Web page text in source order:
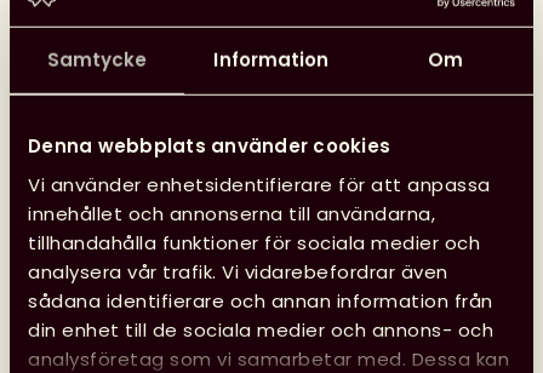
Samtycke Information Om
Denna webbplats använder cookies
Vi använder enhetsidentifierare för att anpassa
innehållet och annonserna till användarna,
tillhandahålla funktioner för sociala medier och
analysera vår trafik. Vi vidarebefordrar även
sådana identifierare och annan information från
din enhet till de sociala medier och annons- och
analysföretag som vi samarbetar med. Dessa kan
framöver.
– Genom att vi är digitala får alla bibliotekarier,
både i glesbygd som storstad, samma tillgång att ta
del av vårt innehåll. Det innebär också att barn,
oavsett var de bor eller vilken bakgrund de har, ges
större möjlighet att bjudas in i vår trygga och
inspirerande läsvärld. På Barnens bibliotek
strävar vi hela tiden efter att vara relevanta för
alla barn, oavsett deras läsvanor och läsintressen.
Det är ett arbete som hela tiden kan utvecklas,
säger Ahlqvist.